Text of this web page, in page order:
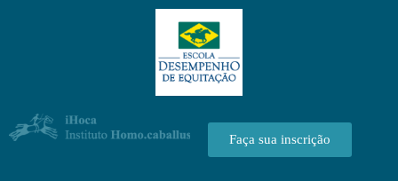
Faça sua inscrição